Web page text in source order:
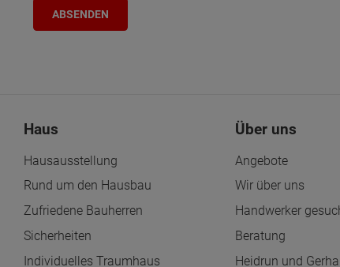
Haus
Hausausstellung
Rund um den Hausbau
Zufriedene Bauherren
Sicherheiten
Individuelles Traumhaus
Über uns
Angebote
Wir über uns
Handwerker
Beratung
Heidrun und